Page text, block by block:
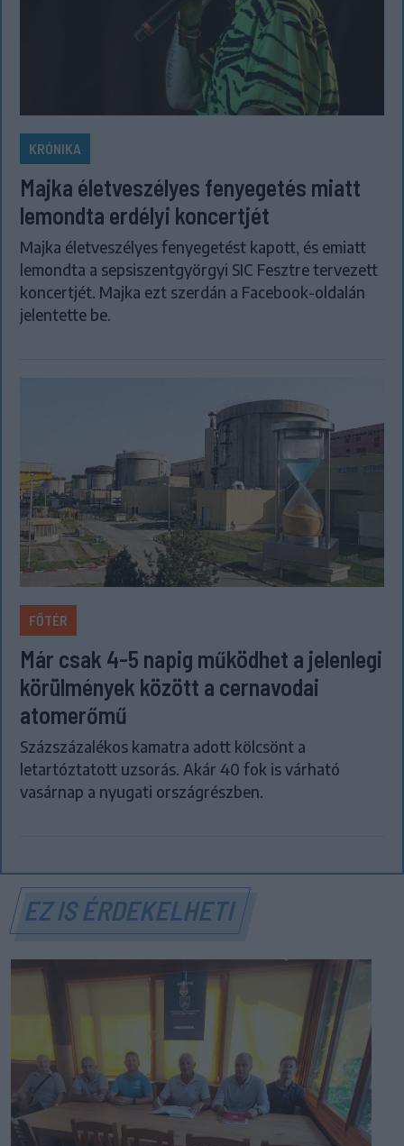
KRÓNIKA
Majka életveszélyes fenyegetés miatt
lemondta erdélyi koncertjét
Majka életveszélyes fenyegetést kapott, és emiatt
lemondta a sepsiszentgyörgyi SIC Fesztre tervezett
koncertjét. Majka ezt szerdán a Facebook-oldalán
jelentette be.
FŐTÉR
Már csak 4-5 napig működhet a jelenlegi
körülmények között a cernavodai
atomerőmű
Százszázalékos kamatra adott kölcsönt a
letartóztatott uzsorás. Akár 40 fok is várható
vasárnap a nyugati országrészben.
EZ IS ÉRDEKELHETI